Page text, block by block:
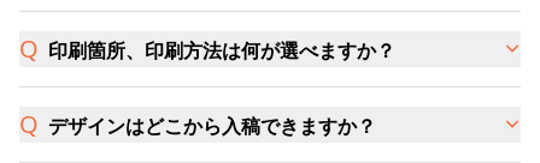
印刷箇所、印刷方法は何が選べますか？
デザインはどこから入稿できますか？